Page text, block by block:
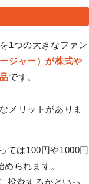
1つの大きなファン
ジャー）が株式や
です。
メリットがありま
ては100円や1000円
られます。
投資するかといっ